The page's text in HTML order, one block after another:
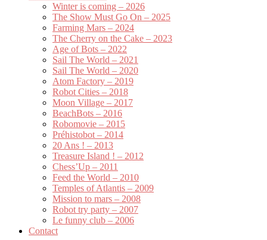
Winter is coming – 2026
The Show Must Go On – 2025
Farming Mars – 2024
The Cherry on the Cake – 2023
Age of Bots – 2022
Sail The World – 2021
Sail The World – 2020
Atom Factory – 2019
Robot Cities – 2018
Moon Village – 2017
BeachBots – 2016
Robomovie – 2015
Préhistobot – 2014
20 Ans ! – 2013
Treasure Island ! – 2012
Chess’Up – 2011
Feed the World – 2010
Temples of Atlantis – 2009
Mission to mars – 2008
Robot try party – 2007
Le funny club – 2006
Contact